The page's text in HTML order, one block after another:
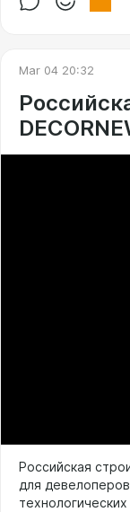
Mar 04 20:32
Российская
для